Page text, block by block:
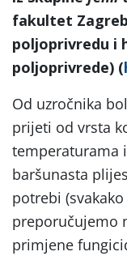
fakultet
poljoprivredu i
poljoprivrede) (
Od uzročnika
prijeti od vrsta
temperaturama
baršunasta
potrebi
preporučujemo
primjene